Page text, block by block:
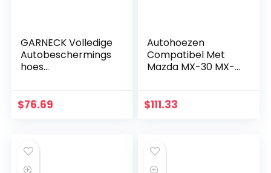
GARNECK Volledige
Autobeschermings
hoes
Autohoezen Voor
Aluminiumfolie…
$76.69
Autohoezen
Compatibel Met
Mazda MX-30 MX-3
Katoen 100%
$111.33